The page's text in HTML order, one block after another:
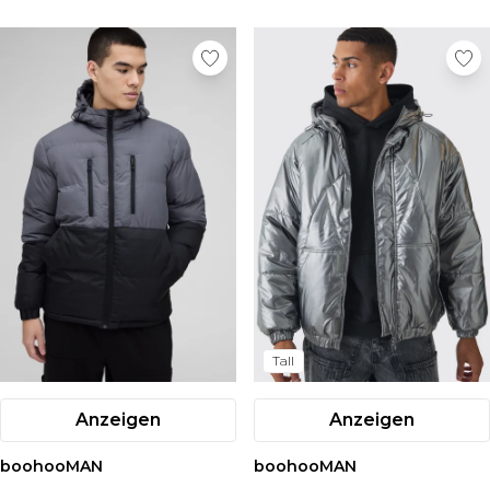
Anzeigen
boohooMAN
Tall
Anzeigen
boohooMAN